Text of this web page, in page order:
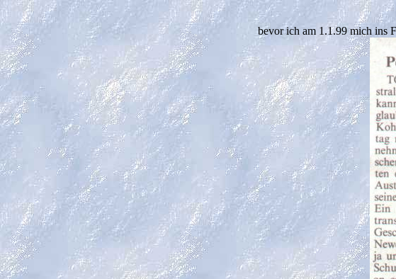
bevor ich am 1.1.99 mich ins